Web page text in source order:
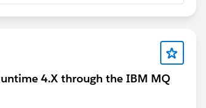
4.X through the IBM MQ